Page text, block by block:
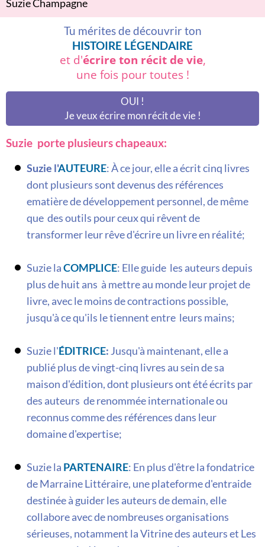
Suzie Champagne
Tu mérites de découvrir ton
HISTOIRE LÉGENDAIRE
et d'écrire ton récit de vie,
une fois pour toutes !
OUI !
Je veux écrire mon récit de vie !
Suzie porte plusieurs chapeaux:
Suzie l'AUTEURE:​ À ce jour, elle a écrit cinq livres
dont plusieurs sont devenus des références
ematière de développement personnel, de même
que des outils pour ceux qui rêvent de
transformer leur rêve d'écrire un livre en réalité;
Suzie laCOMPLICE: Elle guide les auteurs depuis
plus de huit ans à mettre au monde leur projet de
livre, avec le moins de contractions possible,
jusqu'à ce qu'ils le tiennent entre leurs mains;
Suzie l'ÉDITRICE: Jusqu'à maintenant, elle a
publié plus de vingt-cinq livres au sein de sa
maison d'édition, dont plusieurs ont été écrits par
des auteurs de renommée internationale ou
reconnus comme des références dans leur
domaine d'expertise;
Suzie la PARTENAIRE: En plus d'être la fondatrice
de Marraine Littéraire, une plateforme d'entraide
destinée à guider les auteurs de demain, elle
collabore avec de nombreuses organisations
sérieuses, notamment la Vitrine des auteurs et Les